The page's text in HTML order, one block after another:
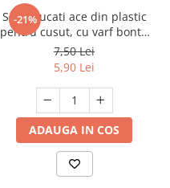
-21%
Set 5 bucati ace din plastic
pentru cusut, cu varf bont -
SM364
7,50 Lei
5,90 Lei
ADAUGA IN COS